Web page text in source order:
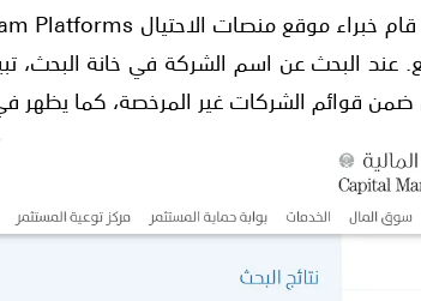
عند البحث عن اسم الشركة في خانة
ضمن قوائم الشركات غير المرخصة، كما يظهر